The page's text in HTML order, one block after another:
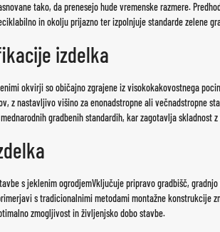
tako, da prenesejo hude vremenske razmere.
in okolju prijazno ter izpolnjuje standarde zelene
izdelka
okvirji so običajno zgrajene iz visokokakovostnega
z nastavljivo višino za enonadstropne ali večnadstropne
gradbenih standardih, kar zagotavlja skladnost
s jeklenim ogrodjemVključuje pripravo gradbišč,
s tradicionalnimi metodami montažne konstrukcije
zmogljivost in življenjsko dobo stavbe.